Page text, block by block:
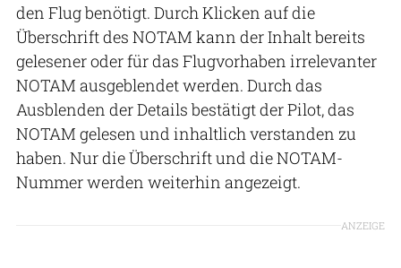
den Flug benötigt. Durch Klicken auf die
Überschrift des NOTAM kann der Inhalt bereits
gelesener oder für das Flugvorhaben irrelevanter
NOTAM ausgeblendet werden. Durch das
Ausblenden der Details bestätigt der Pilot, das
NOTAM gelesen und inhaltlich verstanden zu
haben. Nur die Überschrift und die NOTAM-
Nummer werden weiterhin angezeigt.
ANZEIGE